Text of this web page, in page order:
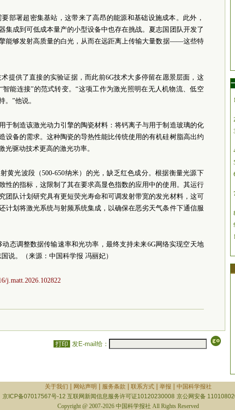
部署超密集基站，这带来了高昂的能源和基础设施成本。此外，
集成到可低成本量产的小型设备中也存在挑战。夏志国团队开发了
能够发射高质量的白光，从而在远距离上传输大量数据——这些特
提供了直接的实验证据，而此前6G技术大多停留在愿景层面，这
智能连接”的范式转变。“这项工作为激光照明在无人机物流、低空
。”他说。
于制造该激光动力引擎的陶瓷材料：将钙离子与用于制造玻璃的化
设备的需求。这种陶瓷的导热性能比传统使用的有机硅树脂高出约
光驱动技术更高的激光功率。
黄光波段（500-650纳米）的光，缺乏红色成分。根据衡量光源下
性的指标，这限制了其在要求高显色指数的应用中的使用。其运行
团队计划研究具有更短荧光寿命和可调发射带宽的发光材料，这可
计划将激光系统与射频系统集成，以确保在恶劣天气条件下通信服
态调整数据传输速率和光功率，最终支持未来6G网络实现空天地
说。（来源：中国科学报 冯丽妃）
j.matt.2026.102822
打印 发E-mail给：
关于我们 网站声明 服务条款 联系方式| 举报
中国科学报社
京ICP备07017567号-12 互联网新闻信息服务许可证10120230008 京公网安备
Copyright @ 2007-2026 中国科学报社 All Rights Reserved